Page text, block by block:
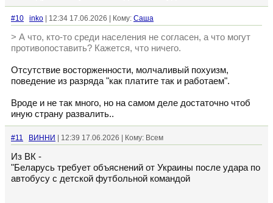
#10 inko | 12:34 17.06.2026 | Кому: Cаша
> А что, кто-то среди населения не согласен, а что могут
противопоставить? Кажется, что ничего.
Отсутствие восторженности, молчаливый похуизм,
поведение из разряда "как платите так и работаем".
Вроде и не так много, но на самом деле достаточно чтоб
иную страну развалить..
#11 ВИННИ | 12:39 17.06.2026 | Кому: Всем
Из ВК -
"Беларусь требует объяснений от Украины после удара по
автобусу с детской футбольной командой